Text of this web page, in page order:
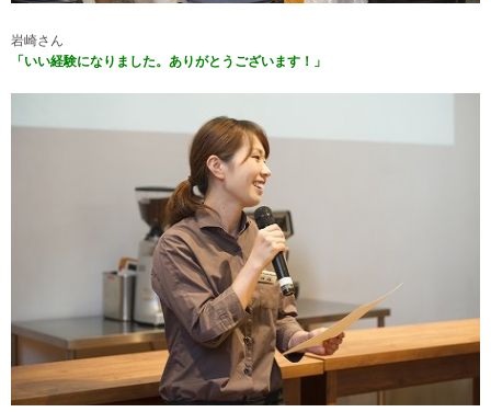
岩崎さん
「いい経験になりました。ありがとうございます！」